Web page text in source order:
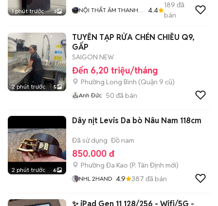
1 phút trước 3
NỘI THẤT ÂM THANH Ô
4.4
189 đã
bán
2 phút trước 5
TUYỂN TẠP RỬA CHÉN CHIỀU Q9,
GẤP
SAIGON NEW
Đến 6,20 triệu/tháng
Phường Long Bình (Quận 9 cũ)
Anh Đức 50 đã bán
2 phút trước 6
Dây nịt Levis Da bò Nâu Nam 118cm
Đã sử dụng Đồ nam
850.000 đ
Phường Đa Kao (P. Tân Định mới)
NHL 2HAND 4.9 387 đã bán
✨ iPad Gen 11 128/256 - Wifi/5G -